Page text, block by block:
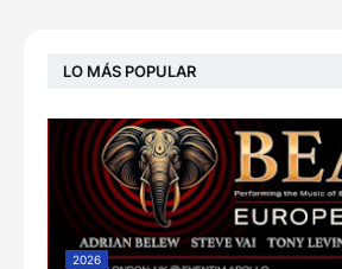
LO MÁS POPULAR
2026